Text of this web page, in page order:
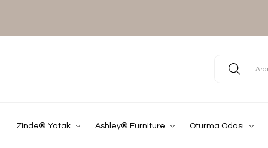
Zinde® Yatak Ashley® Furniture Oturma Odası